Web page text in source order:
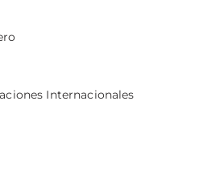
Internacionales